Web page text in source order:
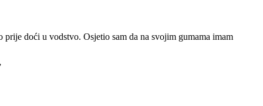
doći u vodstvo. Osjetio sam da na svojim gumama imam